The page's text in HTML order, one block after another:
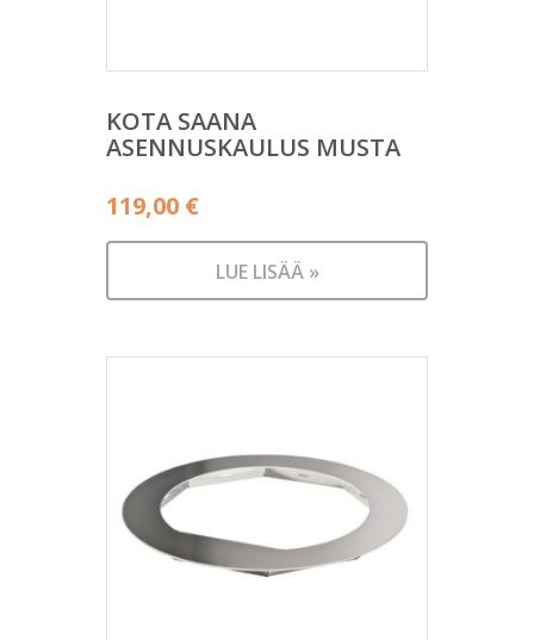
KOTA SAANA
ASENNUSKAULUS MUSTA
119,00 €
LUE LISÄÄ »